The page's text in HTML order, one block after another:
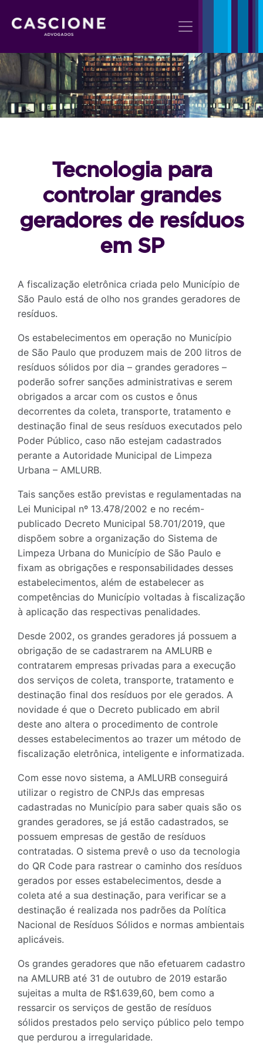
Tecnologia para
controlar grandes
geradores de resíduos
em SP
A fiscalização eletrônica criada pelo Município de
São Paulo está de olho nos grandes geradores de
resíduos.
Os estabelecimentos em operação no Município
de São Paulo que produzem mais de 200 litros de
resíduos sólidos por dia – grandes geradores –
poderão sofrer sanções administrativas e serem
obrigados a arcar com os custos e ônus
decorrentes da coleta, transporte, tratamento e
destinação final de seus resíduos executados pelo
Poder Público, caso não estejam cadastrados
perante a Autoridade Municipal de Limpeza
Urbana – AMLURB.
Tais sanções estão previstas e regulamentadas na
Lei Municipal nº 13.478/2002 e no recém-
publicado Decreto Municipal 58.701/2019, que
dispõem sobre a organização do Sistema de
Limpeza Urbana do Município de São Paulo e
fixam as obrigações e responsabilidades desses
estabelecimentos, além de estabelecer as
competências do Município voltadas à fiscalização
à aplicação das respectivas penalidades.
Desde 2002, os grandes geradores já possuem a
obrigação de se cadastrarem na AMLURB e
contratarem empresas privadas para a execução
dos serviços de coleta, transporte, tratamento e
destinação final dos resíduos por ele gerados. A
novidade é que o Decreto publicado em abril
deste ano altera o procedimento de controle
desses estabelecimentos ao trazer um método de
fiscalização eletrônica, inteligente e informatizada.
Com esse novo sistema, a AMLURB conseguirá
utilizar o registro de CNPJs das empresas
cadastradas no Município para saber quais são os
grandes geradores, se já estão cadastrados, se
possuem empresas de gestão de resíduos
contratadas. O sistema prevê o uso da tecnologia
do QR Code para rastrear o caminho dos resíduos
gerados por esses estabelecimentos, desde a
coleta até a sua destinação, para verificar se a
destinação é realizada nos padrões da Política
Nacional de Resíduos Sólidos e normas ambientais
aplicáveis.
Os grandes geradores que não efetuarem cadastro
na AMLURB até 31 de outubro de 2019 estarão
sujeitas a multa de R$1.639,60, bem como a
ressarcir os serviços de gestão de resíduos
sólidos prestados pelo serviço público pelo tempo
que perdurou a irregularidade.